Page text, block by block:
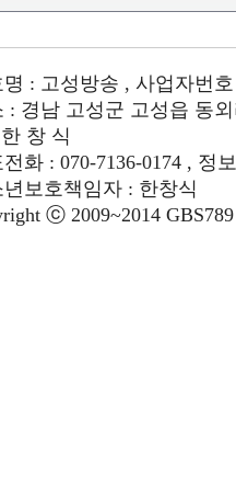
명 : 고성방송 , 사업자번호
: 경남 고성군 고성읍 동외
창 식
화 : 070-7136-0174 , 정
년보호책임자 : 한창식
ⓒ 2009~2014